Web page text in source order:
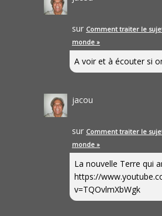
sur Comment traiter le
monde »
A voir et à écouter si
jacou
sur Comment traiter le
monde »
La nouvelle Terre qui
https://
v=TQOvlmXbWgk